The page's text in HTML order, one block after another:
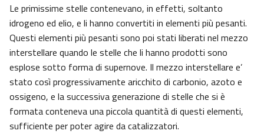
Le primissime stelle contenevano, in effetti, soltanto
idrogeno ed elio, e li hanno convertiti in elementi più pesanti.
Questi elementi più pesanti sono poi stati liberati nel mezzo
interstellare quando le stelle che li hanno prodotti sono
esplose sotto forma di supernove. Il mezzo interstellare e’
stato così progressivamente aricchito di carbonio, azoto e
ossigeno, e la successiva generazione di stelle che si è
formata conteneva una piccola quantità di questi elementi,
sufficiente per poter agire da catalizzatori.